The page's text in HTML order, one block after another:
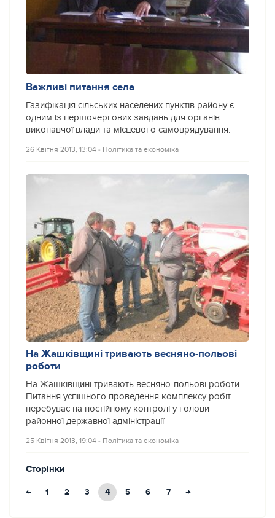
Важливі питання села
Газифікація сільських населених пунктів району є
одним із першочергових завдань для органів
виконавчої влади та місцевого самоврядування.
26 Квітня 2013, 13:04 ‐ Політика та економіка
На Жашківщині тривають весняно-польові
роботи
На Жашківщині тривають весняно-польові роботи.
Питання успішного проведення комплексу робіт
перебуває на постійному контролі у голови
районної державної адміністрації
25 Квітня 2013, 19:04 ‐ Політика та економіка
Сторінки
← 1 2 3 4 5 6 7 →